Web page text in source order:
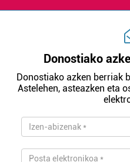
Donostiako
Donostiako azken berriak
Astelehen, asteazken eta